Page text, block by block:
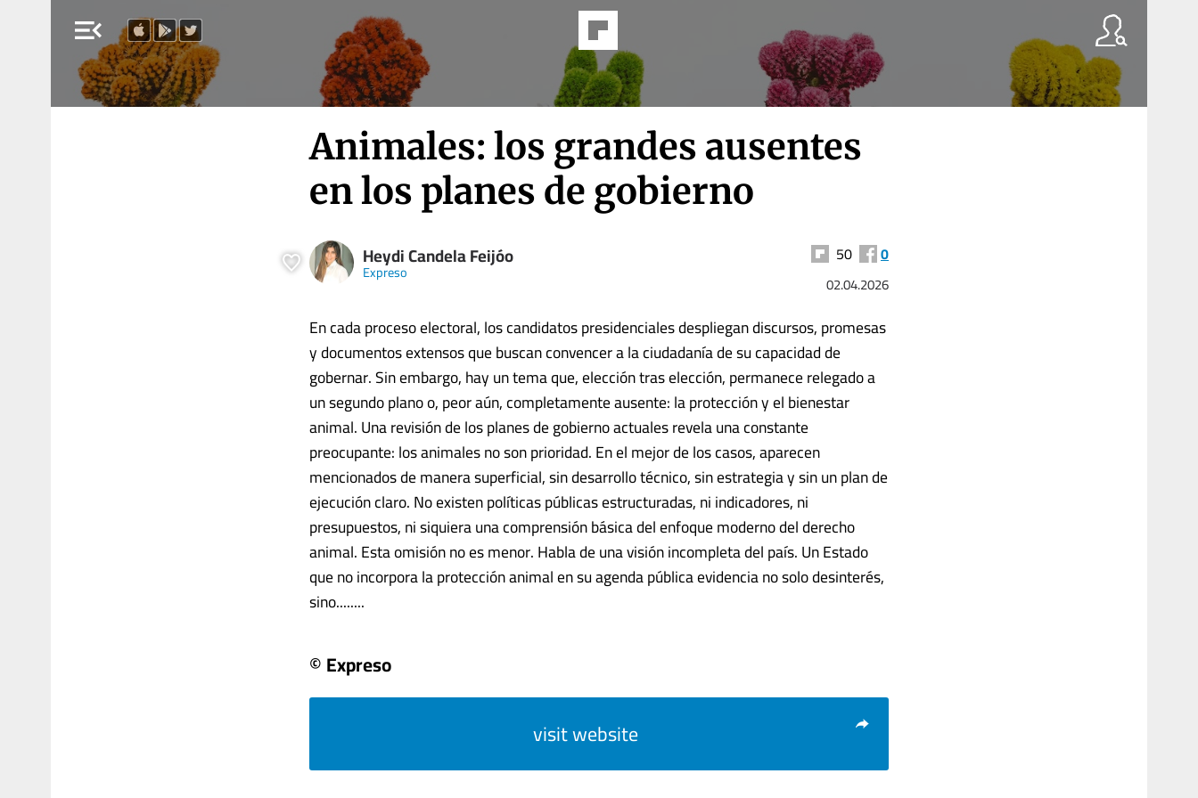
menu_open
Animales: los grandes ausentes
en los planes de gobierno
Heydi Candela Feijóo
Expreso
50 0
02.04.2026
En cada proceso electoral, los candidatos presidenciales despliegan discursos, promesas
y documentos extensos que buscan convencer a la ciudadanía de su capacidad de
gobernar. Sin embargo, hay un tema que, elección tras elección, permanece relegado a
un segundo plano o, peor aún, completamente ausente: la protección y el bienestar
animal. Una revisión de los planes de gobierno actuales revela una constante
preocupante: los animales no son prioridad. En el mejor de los casos, aparecen
mencionados de manera superficial, sin desarrollo técnico, sin estrategia y sin un plan de
ejecución claro. No existen políticas públicas estructuradas, ni indicadores, ni
presupuestos, ni siquiera una comprensión básica del enfoque moderno del derecho
animal. Esta omisión no es menor. Habla de una visión incompleta del país. Un Estado
que no incorpora la protección animal en su agenda pública evidencia no solo desinterés,
sino........
© Expreso
visit website